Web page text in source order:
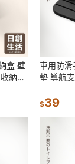
盒 壁
納盒
車用防
墊 導航
物墊 汽車
$39